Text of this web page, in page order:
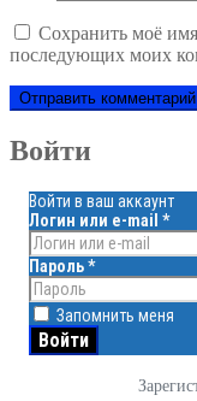
Сохранить моё
последующих моих
Войти
Войти в ваш аккаунт
Логин или e-mail *
Пароль*
Запомнить меня